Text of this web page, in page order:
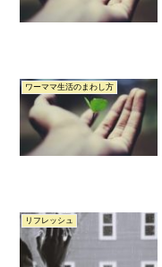
ワーママ生活のまわし方
リフレッシュ